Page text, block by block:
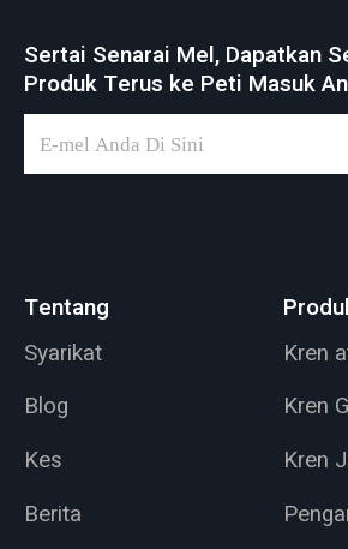
Sertai Senarai Mel, Dapatkan
Produk Terus ke Peti Masuk
Tentang
Syarikat
Blog
Kes
Berita
Kren
Kren
Kren